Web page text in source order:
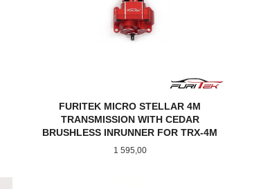
FURITEK MICRO STELLAR 4M
TRANSMISSION WITH CEDAR
BRUSHLESS INRUNNER FOR TRX-4M
Pris
1 595,00